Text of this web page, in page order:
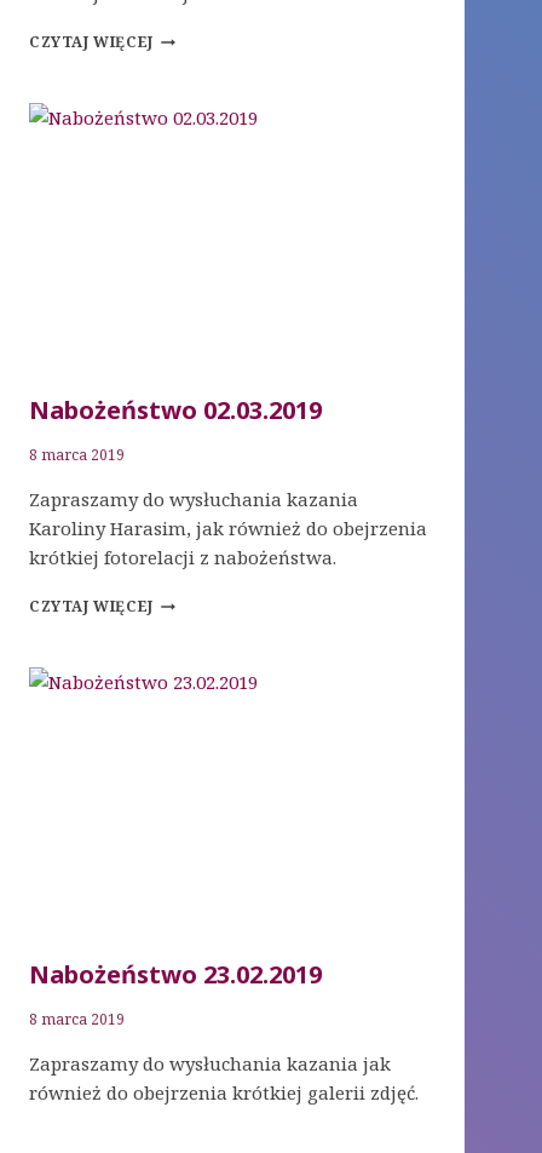
CZYTAJ WIĘCEJNABOŻEŃSTWO
Nabożeństwo 02.03.2019
8 marca 2019
Zapraszamy do wysłuchania kazania
Karoliny Harasim, jak również do obejrzenia
krótkiej fotorelacji z nabożeństwa.
CZYTAJ WIĘCEJNABOŻEŃSTWO
Nabożeństwo 23.02.2019
8 marca 2019
Zapraszamy do wysłuchania kazania jak
również do obejrzenia krótkiej galerii zdjęć.